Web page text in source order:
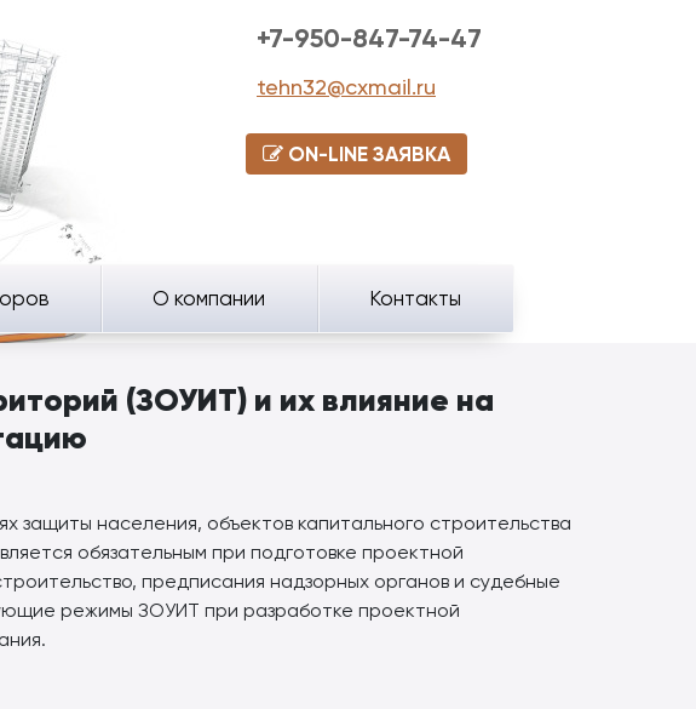
+7-950-847-74-47
tehn32@cxmail.ru
ON-LINE ЗАЯВКА
О компании Контакты
(ЗОУИТ) и их влияние на
защиты населения, объектов капитального строительства
обязательным при подготовке проектной
предписания надзорных органов и судебные
режимы ЗОУИТ при разработке проектной